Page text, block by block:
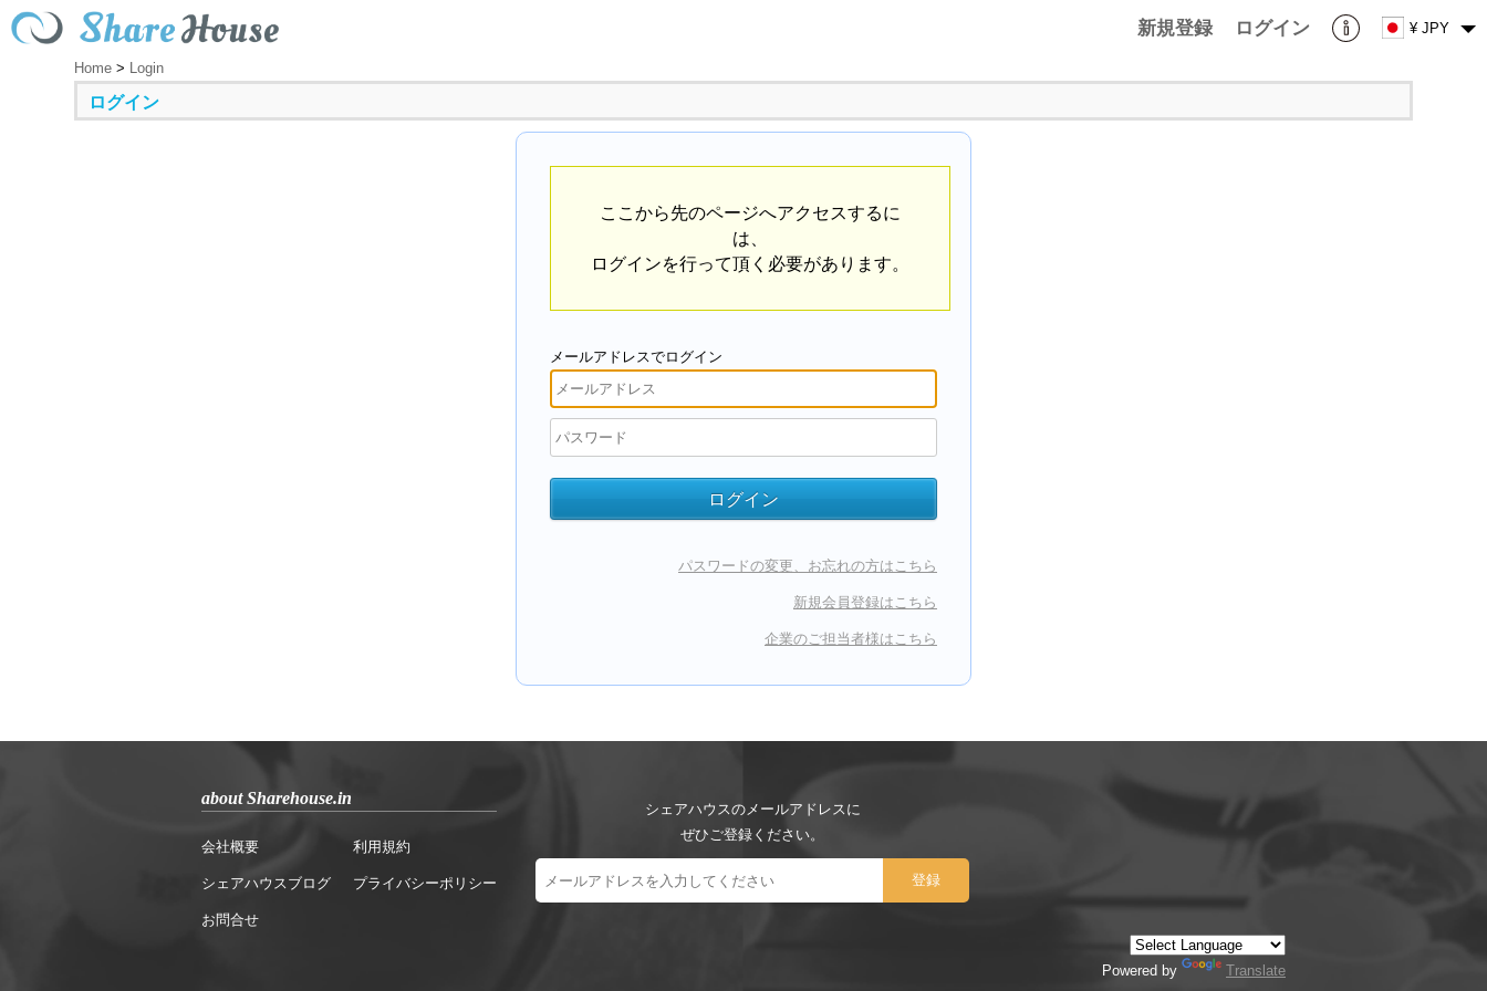
新規登録 ログイン ¥ JPY
Home > Login
ログイン
ここから先のページへアクセスするに
は、
ログインを行って頂く必要があります。
メールアドレスでログイン
パスワードの変更、お忘れの方はこちら
新規会員登録はこちら
企業のご担当者様はこちら
about Sharehouse.in
会社概要
シェアハウスブログ
お問合せ
利用規約
プライバシーポリシー
シェアハウスのメールアドレスに
ぜひご登録ください。
Powered by Translate